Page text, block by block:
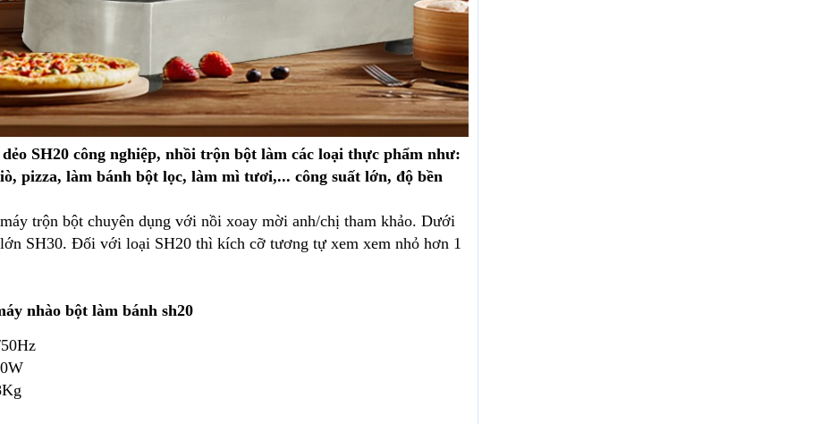
SH20 công nghiệp, nhồi trộn bột làm các loại thực phẩm như:
pizza, làm bánh bột lọc, làm mì tươi,... công suất lớn, độ bền
trộn bột chuyên dụng với nồi xoay mời anh/chị tham khảo. Dưới
SH30. Đối với loại SH20 thì kích cỡ tương tự xem xem nhỏ hơn 1
nhào bột làm bánh sh20